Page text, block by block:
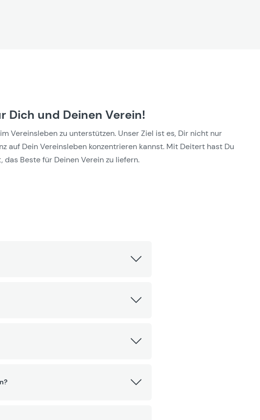
und Deinen Verein!
Vereinsleben zu unterstützen. Unser Ziel ist es, Dir nicht nur
auf Dein Vereinsleben konzentrieren kannst. Mit Deitert hast Du
Beste für Deinen Verein zu liefern.